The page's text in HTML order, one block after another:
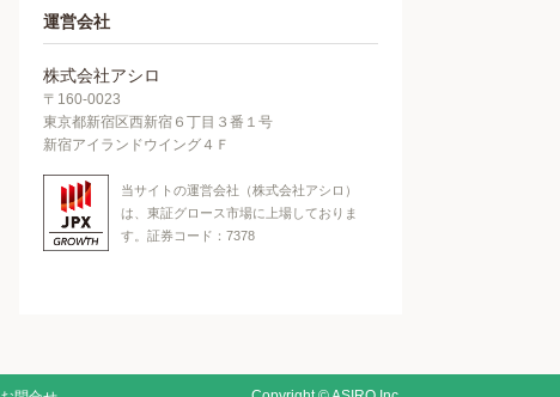
運営会社
株式会社アシロ
〒160-0023
東京都新宿区西新宿６丁目３番１号
新宿アイランドウイング４Ｆ
当サイトの運営会社（株式会社アシロ）
は、東証グロース市場に上場しておりま
す。証券コード：7378